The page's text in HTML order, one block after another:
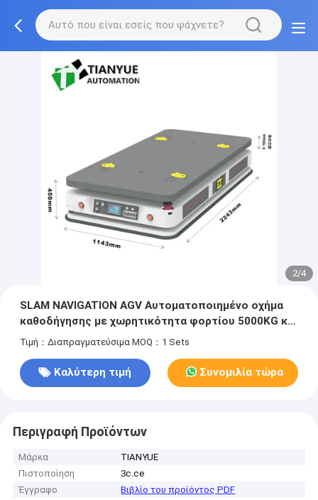
2/4
SLAM NAVIGATION AGV Αυτοματοποιημένο οχήμα
καθοδήγησης με χωρητικότητα φορτίου 5000KG και
αυτόματη επιστροφή χρέωσης για βιομηχανική
Τιμή：Διαπραγματεύσιμα MOQ：1 Sets
Καλύτερη τιμή Συνομιλία τώρα
Περιγραφή Προϊόντων
Μάρκα
TIANYUE
Πιστοποίηση
3c.ce
Έγγραφο
Βιβλίο του προϊόντος PDF